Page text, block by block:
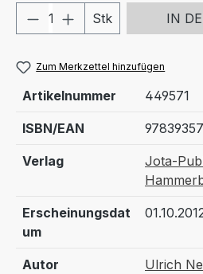
Produkt Anzahl: Gib
Stk IN
Zum Merkzettel hinzufügen
Artikelnummer 449571
ISBN/EAN
Verlag
Jota-
Erscheinungsdat
um
Autor Ulrich